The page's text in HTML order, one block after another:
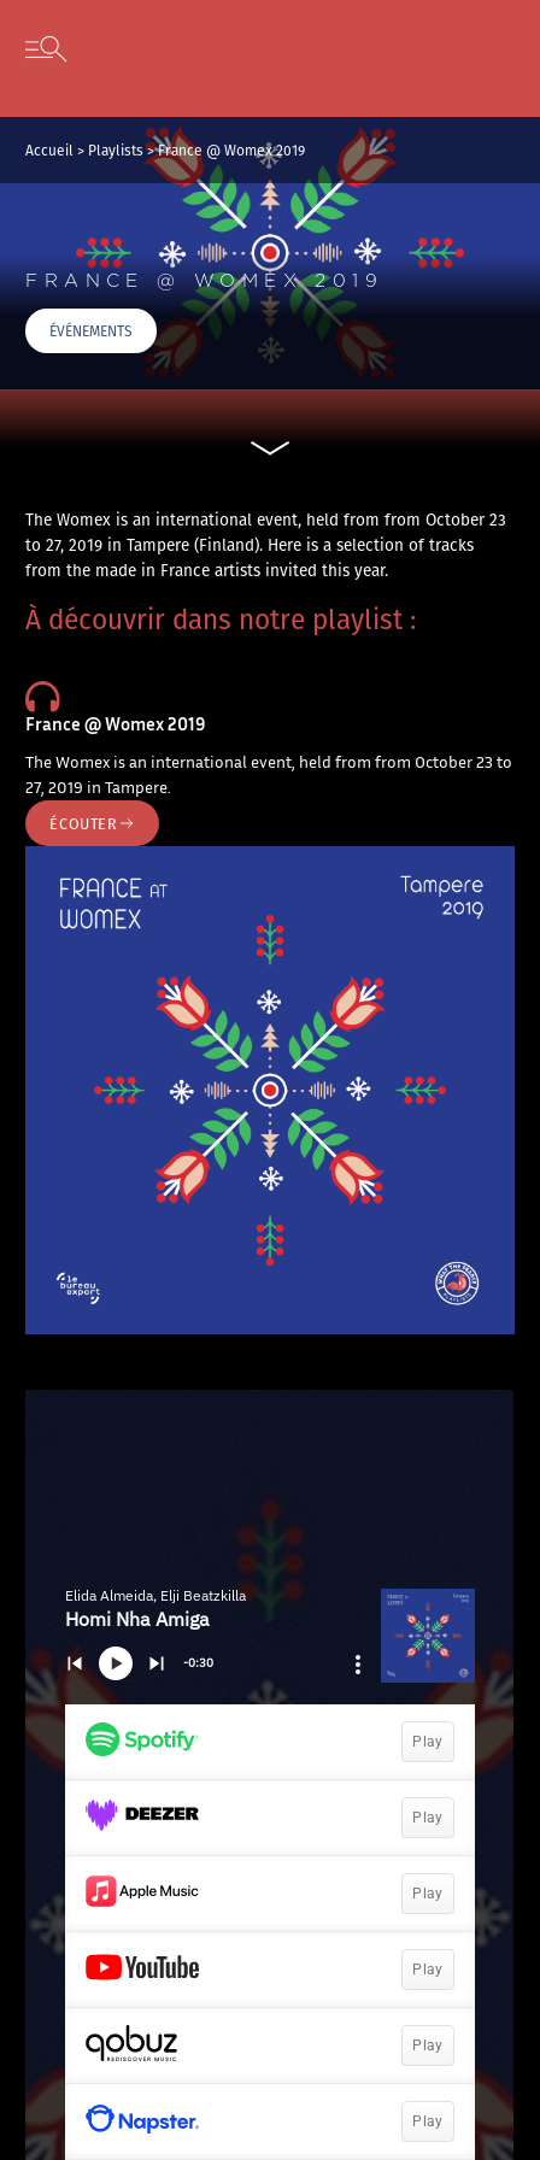
Skip to content
Open secondary menu
Accueil > Playlists>France @ Womex 2019
FRANCE @ WOMEX 2019
ÉVÉNEMENTS
The Womex is an international event, held from from October 23
to 27, 2019 in Tampere (Finland). Here is a selection of tracks
from the made in France artists invited this year.
À découvrir dans notre playlist :
France @ Womex 2019
The Womex is an international event, held from from October 23 to
27, 2019 in Tampere.
ÉCOUTER